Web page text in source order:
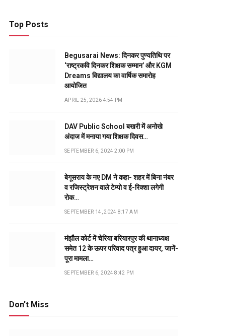
Top Posts
Begusarai News: दिनकर पुण्यतिथि पर
‘राष्ट्रकवि दिनकर शिक्षक सम्मान’ और KGM
Dreams विद्यालय का वार्षिक समारोह
आयोजित
APRIL 25, 2026 4:54 PM
DAV Public School बखरी में अनोखे
अंदाज में मनाया गया शिक्षक दिवस…
SEPTEMBER 6, 2024 2:00 PM
बेगूसराय के नए DM ने कहा- शहर में बिना नंबर
व रजिस्ट्रेशन वाले टेम्पो व ई-रिक्शा लगेगी
रोक…
SEPTEMBER 14, 2024 8:17 AM
मंझौल कोर्ट में चेरिया बरियारपुर की थानाध्यक्ष
समेत 12 के ऊपर परिवाद पत्र हुआ दायर, जानें-
पूरा मामला…
SEPTEMBER 6, 2024 8:42 PM
Don't Miss